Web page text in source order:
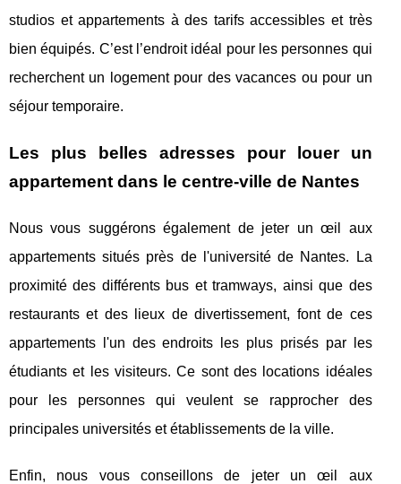
studios et appartements à des tarifs accessibles et très
bien équipés. C’est l’endroit idéal pour les personnes qui
recherchent un logement pour des vacances ou pour un
séjour temporaire.
Les plus belles adresses pour louer un
appartement dans le centre-ville de Nantes
Nous vous suggérons également de jeter un œil aux
appartements situés près de l'université de Nantes. La
proximité des différents bus et tramways, ainsi que des
restaurants et des lieux de divertissement, font de ces
appartements l'un des endroits les plus prisés par les
étudiants et les visiteurs. Ce sont des locations idéales
pour les personnes qui veulent se rapprocher des
principales universités et établissements de la ville.
Enfin, nous vous conseillons de jeter un œil aux